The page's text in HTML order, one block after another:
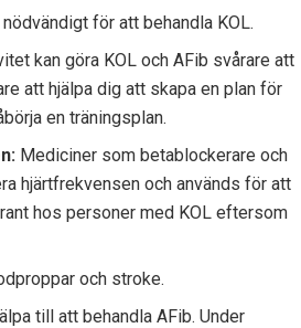
för att behandla KOL.
kan göra KOL och AFib svårare att
att hjälpa dig att skapa en plan för
en träningsplan.
Mediciner som betablockerare och
hjärtfrekvensen och används för att
hos personer med KOL eftersom
och stroke.
till att behandla AFib. Under